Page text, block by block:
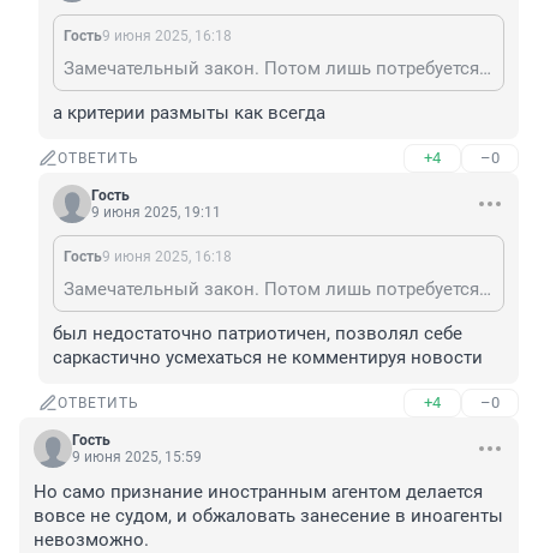
Гость9 июня 2025, 16:18
Замечательный закон. Потом лишь потребуется поменять критерии отбора в иноагенты.
а критерии размыты как всегда
ОТВЕТИТЬ +4 –0
Гость
9 июня 2025, 19:11
Гость9 июня 2025, 16:18
Замечательный закон. Потом лишь потребуется поменять критерии отбора в иноагенты.
был недостаточно патриотичен, позволял себе
саркастично усмехаться не комментируя новости
ОТВЕТИТЬ +4 –0
Гость
9 июня 2025, 15:59
Но само признание иностранным агентом делается
вовсе не судом, и обжаловать занесение в иноагенты
невозможно.